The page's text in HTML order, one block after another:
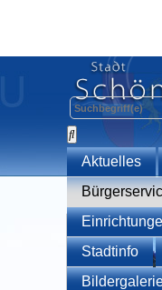
Aktuelles
Stadtinfo